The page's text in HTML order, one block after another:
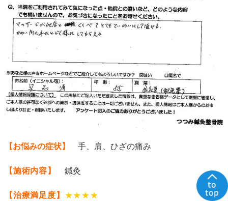
【お悩みの症状】 手、肩、ひざの痛み
【施術内容】 鍼灸
【治療満足度】 ★★★★